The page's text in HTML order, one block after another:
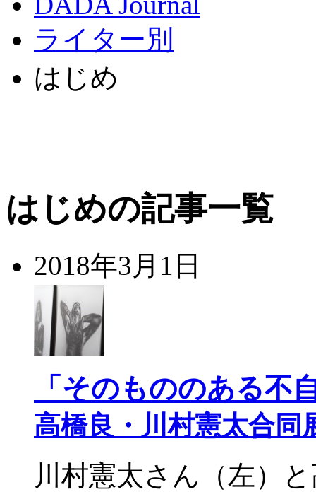
ライター別
はじめ
はじめの記事一覧
2018年3月1日
「そのもののある不
高橋良・川村憲太合同
川村憲太さん（左）